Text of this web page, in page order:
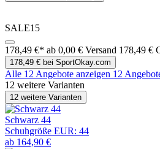
SALE15
178,49 €* ab 0,00 € Versand 178,49 €
178,49 € bei SportOkay.com
Alle 12 Angebote anzeigen 12
12 weitere Varianten
12 weitere Varianten
Schwarz 44
Schuhgröße EUR: 44
ab 164,90 €